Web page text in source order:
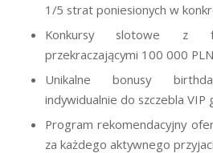
1/5 strat poniesionych w
Konkursy slotowe z
przekraczającymi 100 000
Unikalne bonusy
indywidualnie do szczebla VIP
Program rekomendacyjny
za każdego aktywnego